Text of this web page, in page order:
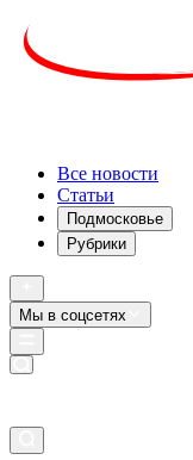
Все новости
Статьи
Подмосковье
Рубрики
Мы в соцсетях